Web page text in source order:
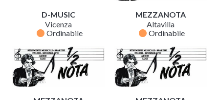
D-MUSIC
Vicenza
fiber_manual_record Ordinabile
MEZZANOTA
Altavilla
fiber_manual_record Ordinabile